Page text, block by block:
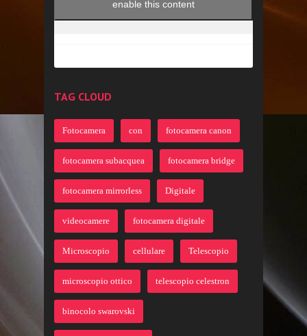
enable this content
TAG CLOUD
Fotocamera con fotocamera canon
fotocamera subacquea fotocamera bridge
fotocamera mirrorless Digitale
videocamere fotocamera digitale
Microscopio cellulare Telescopio
microscopio ottico telescopio celestron
binocolo swarovski